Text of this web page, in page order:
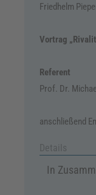
Friedhelm
Vortrag
Referent
Prof. Dr.
anschließend
Details
In